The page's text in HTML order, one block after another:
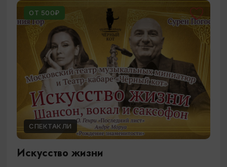
ОТ 500₽
СПЕКТАКЛИ
Искусство жизни